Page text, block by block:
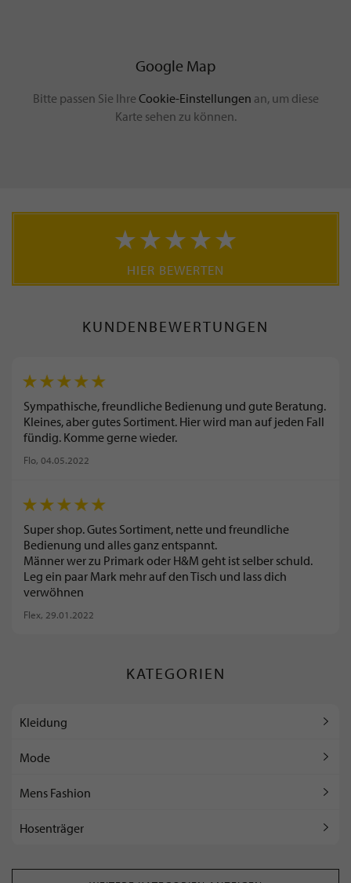
Google Map
Bitte passen Sie Ihre Cookie-Einstellungen an, um diese
Karte sehen zu können.
HIER BEWERTEN
KUNDENBEWERTUNGEN
Sympathische, freundliche Bedienung und gute Beratung.
Kleines, aber gutes Sortiment. Hier wird man auf jeden Fall
fündig. Komme gerne wieder.
Flo, 04.05.2022
Super shop. Gutes Sortiment, nette und freundliche
Bedienung und alles ganz entspannt.
Männer wer zu Primark oder H&M geht ist selber schuld.
Leg ein paar Mark mehr auf den Tisch und lass dich
verwöhnen
Flex, 29.01.2022
KATEGORIEN
Kleidung
Mode
Mens Fashion
Hosenträger